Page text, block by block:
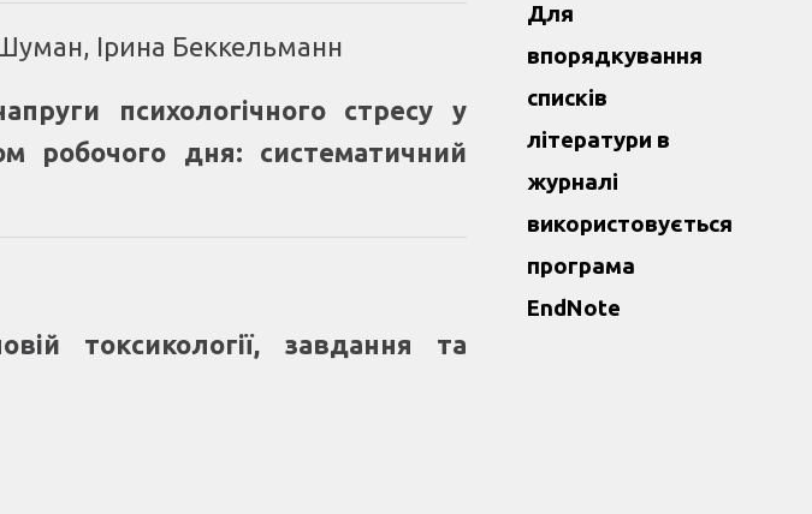
Шуман, Ірина Беккельманн
психологічного стресу у
робочого дня: систематичний
токсикології, завдання та
Для
впорядкування
списків
літератури в
журналі
використовується
програма
EndNote